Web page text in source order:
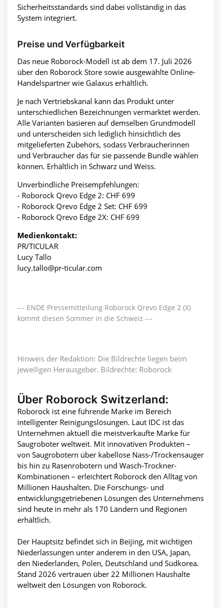
Sicherheitsstandards sind dabei vollständig in das
System integriert.
Preise und Verfügbarkeit
Das neue Roborock-Modell ist ab dem 17. Juli 2026
über den Roborock Store sowie ausgewählte Online-
Handelspartner wie Galaxus erhältlich.
Je nach Vertriebskanal kann das Produkt unter
unterschiedlichen Bezeichnungen vermarktet werden.
Alle Varianten basieren auf demselben Grundmodell
und unterscheiden sich lediglich hinsichtlich des
mitgelieferten Zubehörs, sodass Verbraucherinnen
und Verbraucher das für sie passende Bundle wählen
können. Erhältlich in Schwarz und Weiss.
Unverbindliche Preisempfehlungen:
- Roborock Qrevo Edge 2: CHF 699
- Roborock Qrevo Edge 2 Set: CHF 699
- Roborock Qrevo Edge 2X: CHF 699
Medienkontakt:
PR/TICULAR
Lucy Tallo
lucy.tallo@pr-ticular.com
--- ENDE Pressemitteilung Roborock Qrevo Edge 2 (X)
kommt diesen Sommer in die Schweiz ---
Hinweis der Redaktion: Die Bildrechte liegen beim
jeweiligen Herausgeber. Bildrechte: Roborock
Über Roborock Switzerland:
Roborock ist eine führende Marke im Bereich
intelligenter Reinigungslösungen. Laut IDC ist das
Unternehmen aktuell die meistverkaufte Marke für
Saugroboter weltweit. Mit innovativen Produkten –
von Saugrobotern über kabellose Nass-/Trockensauger
bis hin zu Rasenrobotern und Wasch-Trockner-
Kombinationen – erleichtert Roborock den Alltag von
Millionen Haushalten. Die Forschungs- und
entwicklungsgetriebenen Lösungen des Unternehmens
sind heute in mehr als 170 Ländern und Regionen
erhältlich.
Der Hauptsitz befindet sich in Beijing, mit wichtigen
Niederlassungen unter anderem in den USA, Japan,
den Niederlanden, Polen, Deutschland und Südkorea.
Stand 2026 vertrauen über 22 Millionen Haushalte
weltweit den Lösungen von Roborock.